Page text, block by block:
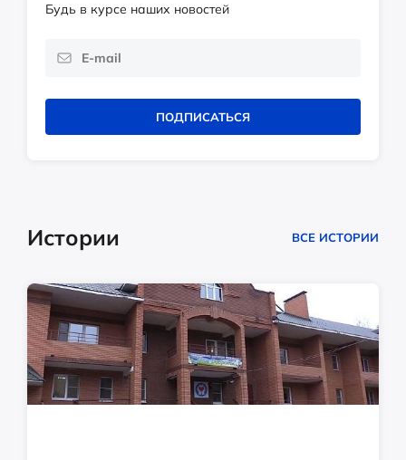
Будь в курсе наших новостей
ПОДПИСАТЬСЯ
Истории ВСЕ ИСТОРИИ